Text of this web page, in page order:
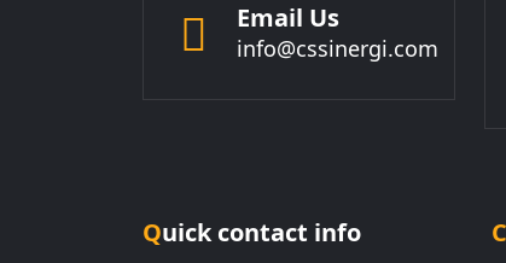
Email Us
info@cssinergi.com
Quick contact info